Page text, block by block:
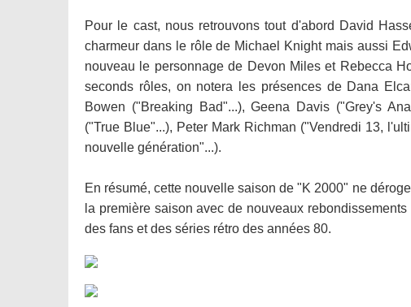
Pour le cast, nous retrouvons tout d'abord David
charmeur dans le rôle de Michael Knight mais aussi
nouveau le personnage de Devon Miles et Rebecca
seconds rôles, on notera les présences de Dana
Bowen ("Breaking Bad"...), Geena Davis ("Grey's
("True Blue"...), Peter Mark Richman ("Vendredi 13,
nouvelle génération"...).
En résumé, cette nouvelle saison de "K 2000" ne
la première saison avec de nouveaux
des fans et des séries rétro des années 80.